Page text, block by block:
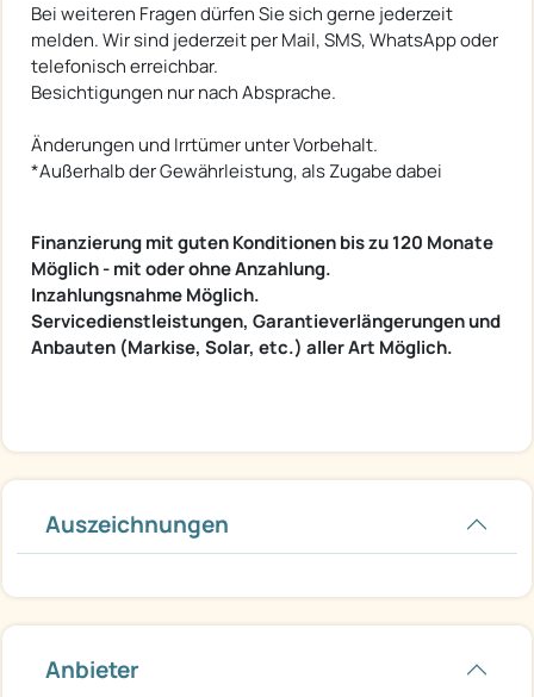
Bei weiteren Fragen dürfen Sie sich gerne jederzeit
melden. Wir sind jederzeit per Mail, SMS, WhatsApp oder
telefonisch erreichbar.
Besichtigungen nur nach Absprache.
Änderungen und Irrtümer unter Vorbehalt.
*Außerhalb der Gewährleistung, als Zugabe dabei
Finanzierung mit guten Konditionen bis zu 120 Monate
Möglich - mit oder ohne Anzahlung.
Inzahlungsnahme Möglich.
Servicedienstleistungen, Garantieverlängerungen und
Anbauten (Markise, Solar, etc.) aller Art Möglich.
Auszeichnungen
Anbieter